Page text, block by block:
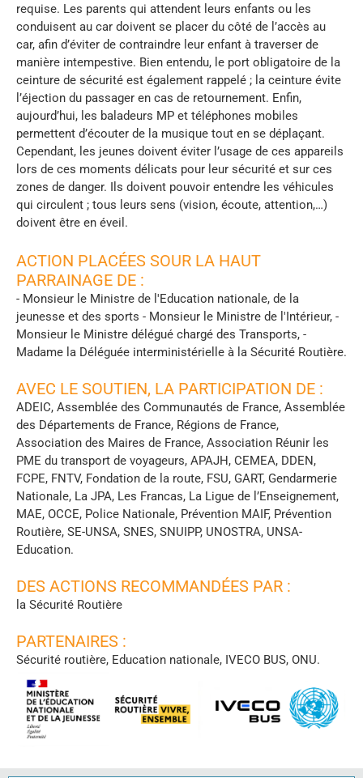
requise. Les parents qui attendent leurs enfants ou les
conduisent au car doivent se placer du côté de l’accès au
car, afin d’éviter de contraindre leur enfant à traverser de
manière intempestive. Bien entendu, le port obligatoire de la
ceinture de sécurité est également rappelé ; la ceinture évite
l’éjection du passager en cas de retournement. Enfin,
aujourd’hui, les baladeurs MP et téléphones mobiles
permettent d’écouter de la musique tout en se déplaçant.
Cependant, les jeunes doivent éviter l’usage de ces appareils
lors de ces moments délicats pour leur sécurité et sur ces
zones de danger. Ils doivent pouvoir entendre les véhicules
qui circulent ; tous leurs sens (vision, écoute, attention,…)
doivent être en éveil.
ACTION PLACÉES SOUR LA HAUT
PARRAINAGE DE :
- Monsieur le Ministre de l'Education nationale, de la
jeunesse et des sports - Monsieur le Ministre de l'Intérieur, -
Monsieur le Ministre délégué chargé des Transports, -
Madame la Déléguée interministérielle à la Sécurité Routière.
AVEC LE SOUTIEN, LA PARTICIPATION DE :
ADEIC, Assemblée des Communautés de France, Assemblée
des Départements de France, Régions de France,
Association des Maires de France, Association Réunir les
PME du transport de voyageurs, APAJH, CEMEA, DDEN,
FCPE, FNTV, Fondation de la route, FSU, GART, Gendarmerie
Nationale, La JPA, Les Francas, La Ligue de l’Enseignement,
MAE, OCCE, Police Nationale, Prévention MAIF, Prévention
Routière, SE-UNSA, SNES, SNUIPP, UNOSTRA, UNSA-
Education.
DES ACTIONS RECOMMANDÉES PAR :
la Sécurité Routière
PARTENAIRES :
Sécurité routière, Education nationale, IVECO BUS, ONU.